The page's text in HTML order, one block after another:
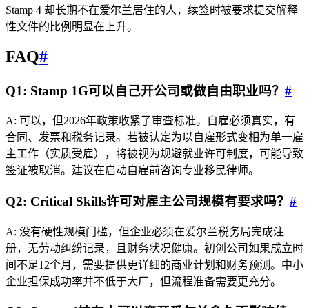
Stamp 4 却长期不在爱尔兰居住的人，续签时被要求提交解释
性文件的比例明显在上升。
FAQ#
Q1: Stamp 1G可以自己开公司或做自由职业吗？ #
A: 可以，但2026年政策收紧了审查标准。自雇必须真实，有
合同、发票和税务记录。若被认定为以自雇形式变相为单一雇
主工作（实质受雇），将被视为规避就业许可制度，可能导致
签证被取消。建议在启动自雇前咨询专业移民律师。
Q2: Critical Skills许可对雇主公司规模有要求吗？ #
A: 没有硬性规模门槛，但企业必须在爱尔兰税务局完成注
册，无劳动纠纷记录，且财务状况健康。初创公司如果成立时
间不足12个月，需要提供更详细的商业计划和财务预测。中小
企业担保成功率并不低于大厂，但流程准备需要更充分。